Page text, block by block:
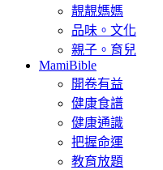
靚靚媽媽
品味。文化
親子。育兒
MamiBible
開卷有益
健康食譜
健康通識
把握命運
教育放題